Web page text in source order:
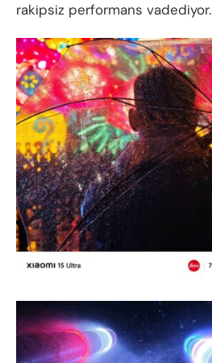
rakipsiz performans vadediyor.